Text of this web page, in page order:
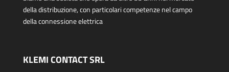
della distribuzione, con particolari competenze nel campo
della connessione elettrica
KLEMI CONTACT SRL